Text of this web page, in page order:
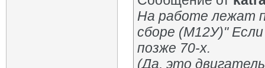
На работе лежат
сборе (М12У)"
позже 70-х.
(Да, это